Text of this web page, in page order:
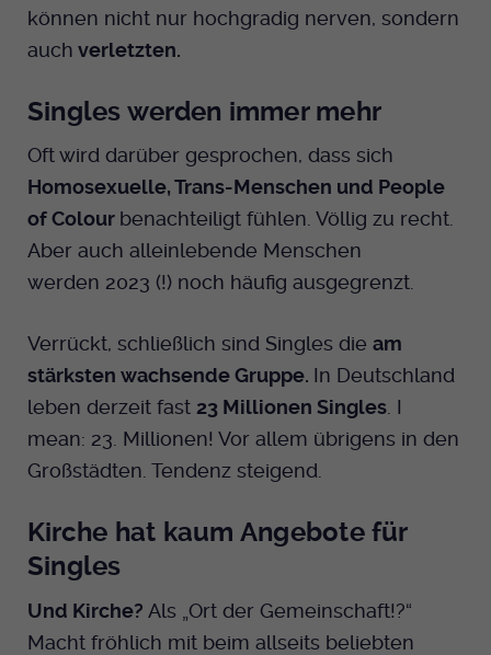
können nicht nur hochgradig nerven, sondern
auch verletzten.
Singles werden immer mehr
Oft wird darüber gesprochen, dass sich
Homosexuelle, Trans-Menschen und People
of Colour benachteiligt fühlen. Völlig zu recht.
Aber auch alleinlebende Menschen
werden 2023 (!) noch häufig ausgegrenzt.
Verrückt, schließlich sind Singles die am
stärksten wachsende Gruppe. In Deutschland
leben derzeit fast 23 Millionen Singles . I
mean: 23. Millionen! Vor allem übrigens in den
Großstädten. Tendenz steigend.
Kirche hat kaum Angebote für
Singles
Und Kirche? Als „Ort der Gemeinschaft!?“
Macht fröhlich mit beim allseits beliebten
wird.
Laufzeit Ende der Sitzung
Zweck
Notwendig zum sicheren Betrieb der
Name cookie_optin-[n]
Anbieter
Laufzeit
Bei Ausahl nur essentieller Cookies wird
dieser Cookie am Ende der Sitzung
gelöscht. Ansonsten 1 Monat.
Zweck
Dient zur Speicherung der Cookie Opt-In
Versionsnummer an.
Zweck
Speicherung der Cookie Constent
Einstellungen
TikTok